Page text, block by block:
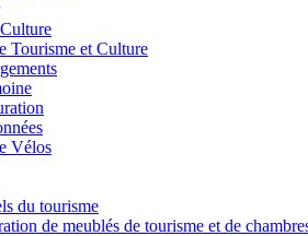
Tourisme et Culture
Vélos
du tourisme
de meublés de tourisme et de